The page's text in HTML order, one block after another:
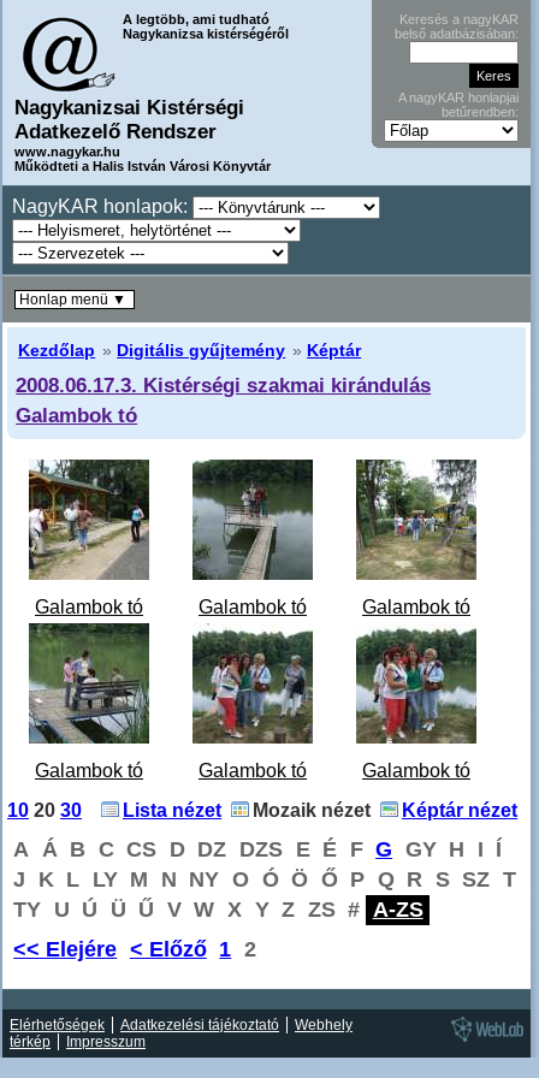
A legtöbb, ami tudható
Nagykanizsa kistérségéről
Nagykanizsai Kistérségi
Adatkezelő Rendszer
www.nagykar.hu
Működteti a Halis István Városi Könyvtár
Keresés a nagyKAR
belső adatbázisában:
A nagyKAR honlapjai
betűrendben:
NagyKAR honlapok:
Kezdőlap » Digitális gyűjtemény » Képtár
2008.06.17.3. Kistérségi szakmai kirándulás
Galambok tó
Galambok tó
2008-06-17 - 11-
06-07
DSCF0758.jpg
Galambok tó
2008-06-17 - 11-
06-35
DSCF0776.jpg
Galambok tó
2008-06-17 - 11-
07-43
DSCF0780.jpg
Galambok tó
2008-06-17 - 11-
DSCF7381.jpg
Galambok tó
2008-06-17 - 11-
DSCF0782.jpg
Galambok tó
2008-06-17 - 11-
DSCF0783.jpg
10 20 30 Lista nézet Mozaik nézet Képtár nézet
A Á B C CS D DZ DZS E É F G GY H I Í
J
K L LY M N NY O Ó Ö Ő P Q R S SZ T
TY U Ú Ü Ű V W X Y Z ZS # A-ZS
<< Elejére < Előző 1 2
Honlap menü ▼
Elérhetőségek Adatkezelési tájékoztató
Webhely
térkép
Impresszum